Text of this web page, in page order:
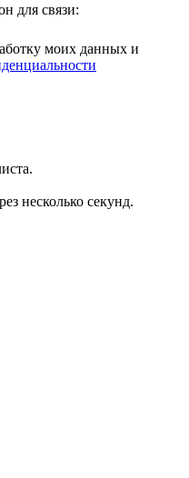
для связи:
моих данных и
несколько секунд.